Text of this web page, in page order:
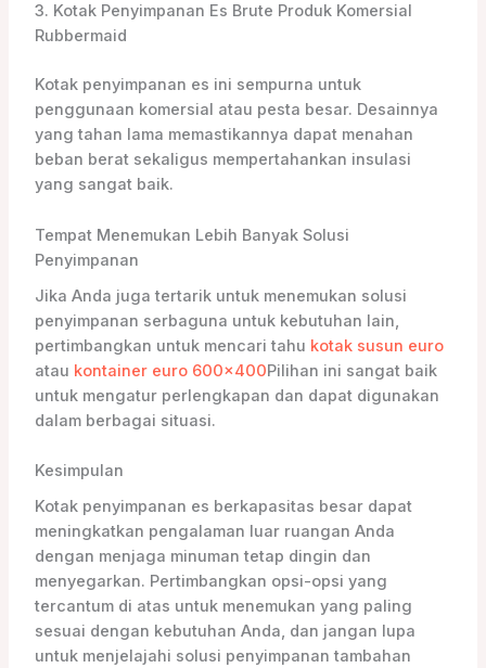
3. Kotak Penyimpanan Es Brute Produk Komersial
Rubbermaid
Kotak penyimpanan es ini sempurna untuk
penggunaan komersial atau pesta besar. Desainnya
yang tahan lama memastikannya dapat menahan
beban berat sekaligus mempertahankan insulasi
yang sangat baik.
Tempat Menemukan Lebih Banyak Solusi
Penyimpanan
Jika Anda juga tertarik untuk menemukan solusi
penyimpanan serbaguna untuk kebutuhan lain,
pertimbangkan untuk mencari tahu kotak susun euro
atau kontainer euro 600×400Pilihan ini sangat baik
untuk mengatur perlengkapan dan dapat digunakan
dalam berbagai situasi.
Kesimpulan
Kotak penyimpanan es berkapasitas besar dapat
meningkatkan pengalaman luar ruangan Anda
dengan menjaga minuman tetap dingin dan
menyegarkan. Pertimbangkan opsi-opsi yang
tercantum di atas untuk menemukan yang paling
sesuai dengan kebutuhan Anda, dan jangan lupa
untuk menjelajahi solusi penyimpanan tambahan